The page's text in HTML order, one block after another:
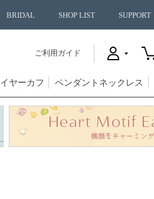
BRIDAL SHOP LIST SUPPORT
ご利用ガイド
イヤーカフ ペンダントネックレス